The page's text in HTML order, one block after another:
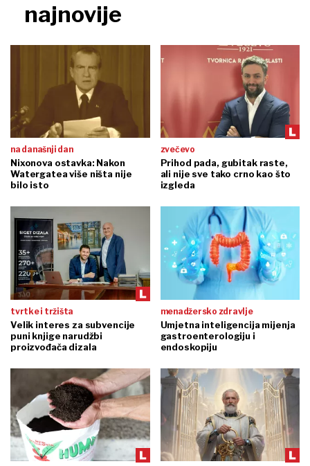
najnovije
na današnji dan
Nixonova ostavka: Nakon
Watergatea više ništa nije
bilo isto
zvečevo
Prihod pada, gubitak raste,
ali nije sve tako crno kao što
izgleda
tvrtke i tržišta
Velik interes za subvencije
puni knjige narudžbi
proizvođača dizala
menadžersko zdravlje
Umjetna inteligencija mijenja
gastroenterologiju i
endoskopiju